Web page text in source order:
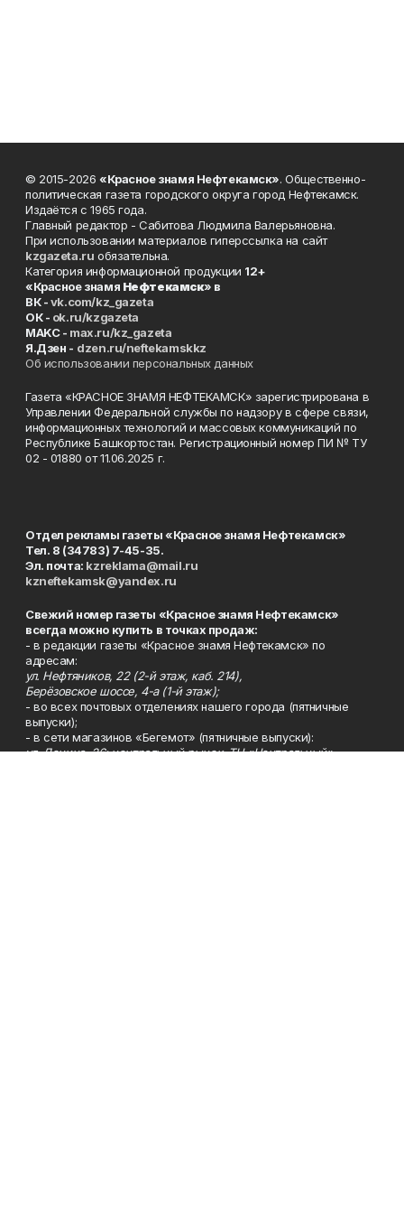
© 2015-2026 «Красное знамя Нефтекамск». Общественно-
политическая газета городского округа город Нефтекамск.
Издаётся с 1965 года.
Главный редактор - Сабитова Людмила Валерьяновна.
При использовании материалов гиперссылка на сайт
kzgazeta.ru обязательна.
Категория информационной продукции 12+
«Красное знамя Нефтекамск» в
ВК -vk.com/kz_gazeta
ОК - ok.ru/kzgazeta
MAKC - max.ru/kz_gazeta
Я.Дзен - dzen.ru/neftekamskkz
Об использовании персональных данных
Газета «КРАСНОЕ ЗНАМЯ НЕФТЕКАМСК» зарегистрирована в
Управлении Федеральной службы по надзору в сфере связи,
информационных технологий и массовых коммуникаций по
Республике Башкортостан. Регистрационный номер ПИ № ТУ
02 - 01880 от 11.06.2025 г.
Отдел рекламы газеты «Красное знамя Нефтекамск»
Тел. 8 (34783) 7-45-35.
Эл. почта: kzreklama@mail.ru
kzneftekamsk@yandex.ru
Свежий номер газеты «Красное знамя Нефтекамск»
всегда можно купить в точках продаж:
- в редакции газеты «Красное знамя Нефтекамск» по
адресам:
ул. Нефтяников, 22 (2-й этаж, каб. 214),
Берёзовское шоссе, 4-а (1-й этаж);
- во всех почтовых отделениях нашего города (пятничные
выпуски);
- в сети магазинов «Бегемот» (пятничные выпуски):
ул. Ленина, 26; центральный рынок, ТЦ «Центральный»,